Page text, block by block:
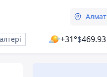
+31°$469.93